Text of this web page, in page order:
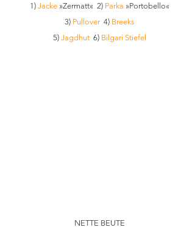
1) Jacke »Zermatt«  2) Parka »Portobello«
3) Pullover
  4)
Breeks
5) Jagdhut
  6)
Bilgari Stiefel
NETTE BEUTE